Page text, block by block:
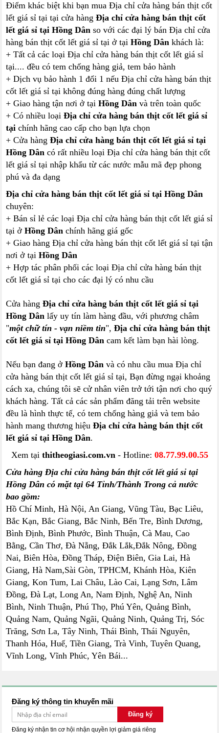
Điểm khác biệt khi bạn mua Địa chỉ cửa hàng bán thịt cốt
lết giá sỉ tại tại cửa hàngĐịa chỉ cửa hàng bán thịt cốt
lết giá sỉ tại Hồng Dân so với các đại lý bán Địa chỉ cửa
hàng bán thịt cốt lết giá sỉ tại ở tạiHồng Dân khách là:
+ Tất cả các loại Địa chỉ cửa hàng bán thịt cốt lết giá sỉ
tại.... đều có tem chống hàng giả, tem bảo hành
+ Dịch vụ bảo hành 1 đổi 1 nếu Địa chỉ cửa hàng bán thịt
cốt lết giá sỉ tại không đúng hàng đúng chất lượng
+ Giao hàng tận nơi ở tạiHồng Dân và trên toàn quốc
+ Có nhiều loạiĐịa chỉ cửa hàng bán thịt cốt lết giá sỉ
tại chính hãng cao cấp cho bạn lựa chọn
+ Cửa hàngĐịa chỉ cửa hàng bán thịt cốt lết giá sỉ tại
Hồng Dân có rất nhiều loại Địa chỉ cửa hàng bán thịt cốt
lết giá sỉ tại nhập khẩu từ các nước mẫu mã đẹp phong
phú và đa dạng
Địa chỉ cửa hàng bán thịt cốt lết giá sỉ tại Hồng Dân
chuyên:
+ Bán sỉ lẻ các loại Địa chỉ cửa hàng bán thịt cốt lết giá sỉ
tại ởHồng Dân chính hãng giá gốc
+ Giao hàng Địa chỉ cửa hàng bán thịt cốt lết giá sỉ tại tận
nơi ở tạiHồng Dân
+ Hợp tác phân phối các loại Địa chỉ cửa hàng bán thịt
cốt lết giá sỉ tại cho các đại lý có nhu cầu
Cửa hàngĐịa chỉ cửa hàng bán thịt cốt lết giá sỉ tại
Hồng Dân lấy uy tín làm hàng đầu, với phương châm
"một chữ tín - vạn niềm tin",Địa chỉ cửa hàng bán thịt
cốt lết giá sỉ tại Hồng Dân cam kết làm bạn hài lòng.
Nếu bạn đang ởHồng Dân và có nhu cầu mua Địa chỉ
cửa hàng bán thịt cốt lết giá sỉ tại, Bạn đừng ngại khoảng
cách xa, chúng tôi sẽ cử nhân viên trở tới tận nơi cho quý
khách hàng. Tất cả các sản phẩm đăng tải trên website
đều là hình thực tế, có tem chống hàng giả và tem bảo
hành mang thương hiệuĐịa chỉ cửa hàng bán thịt cốt
lết giá sỉ tại Hồng Dân.
Xem tại thitheogiasi.com.vn- Hotline: 08.77.99.00.55
Cửa hàng Địa chỉ cửa hàng bán thịt cốt lết giá sỉ tại
Hồng Dân có mặt tại 64 Tỉnh/Thành Trong cả nước
bao gồm:
Hồ Chí Minh, Hà Nội, An Giang, Vũng Tàu, Bạc Liêu,
Bắc Kạn, Bắc Giang, Bắc Ninh, Bến Tre, Bình Dương,
Bình Định, Bình Phước, Bình Thuận, Cà Mau, Cao
Bằng, Cần Thơ, Đà Nẵng, Đắk Lắk,Đắk Nông, Đồng
Nai, Biên Hòa, Đồng Tháp, Điện Biên, Gia Lai, Hà
Giang, Hà Nam,Sài Gòn, TPHCM, Khánh Hòa, Kiên
Giang, Kon Tum, Lai Châu, Lào Cai, Lạng Sơn, Lâm
Đồng, Đà Lạt, Long An, Nam Định, Nghệ An, Ninh
Bình, Ninh Thuận, Phú Thọ, Phú Yên, Quảng Bình,
Quảng Nam, Quảng Ngãi, Quảng Ninh, Quảng Trị, Sóc
Trăng, Sơn La, Tây Ninh, Thái Bình, Thái Nguyên,
Thanh Hóa, Huế, Tiền Giang, Trà Vinh, Tuyên Quang,
Vĩnh Long, Vĩnh Phúc, Yên Bái...
Đăng ký thông tin khuyến mãi
Đăng ký
Đăng ký nhận tin cơ hội nhận quyền lợi giảm giá riêng